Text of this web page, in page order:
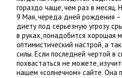
гораздо чаще, чем раз в месяц.
9 Мая, череда дней рождения –
диету под серьезную угрозу
в руках, понадобится хорошая
оптимистический настрой, а
силы. Если последней чертой в
похвастаться не можете,
нашем «солнечном» сайте. Она